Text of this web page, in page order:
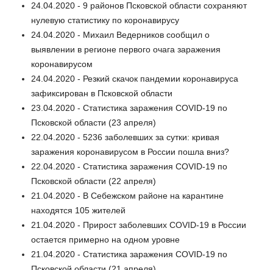
24.04.2020 - 9 районов Псковской области сохраняют
нулевую статистику по коронавирусу
24.04.2020 - Михаил Ведерников сообщил о
выявлении в регионе первого очага заражения
коронавирусом
24.04.2020 - Резкий скачок пандемии коронавируса
зафиксирован в Псковской области
23.04.2020 - Статистика заражения COVID-19 по
Псковской области (23 апреля)
22.04.2020 - 5236 заболевших за сутки: кривая
заражения коронавирусом в России пошла вниз?
22.04.2020 - Статистика заражения COVID-19 по
Псковской области (22 апреля)
21.04.2020 - В Себежском районе на карантине
находятся 105 жителей
21.04.2020 - Прирост заболевших COVID-19 в России
остается примерно на одном уровне
21.04.2020 - Статистика заражения COVID-19 по